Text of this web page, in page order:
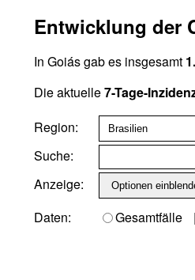
Entwicklung der
In Goiás gab es insgesamt
Die aktuelle7-Tage-
Region:
Suche:
Anzeige:
Daten:
Gesamtfälle |